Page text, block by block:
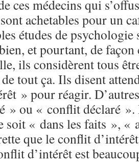
ces médecins qui
achetables pour un
études de
et pourtant, de
ils considèrent tous
de tout ça. Ils disent
» pour réagir.
» ou « conflit déclaré ».
soit « dans les faits », «
que le conflit
d’intérêt est